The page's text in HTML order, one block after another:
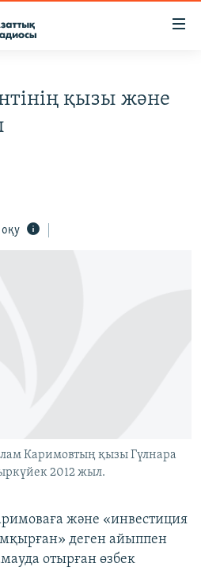
қызы және
оқу
Каримовтың қызы Гүлнара
2012 жыл.
және «инвестиция
деген айыппен
отырған өзбек